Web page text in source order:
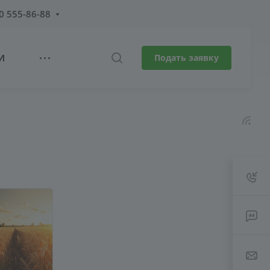
555-86-88
Подать заявку